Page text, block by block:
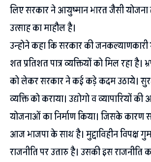
लिए सरकार ने आयुष्मान भारत जैसी योजना
उत्साह का माहौल है।
उन्होने कहा कि सरकार की
शत प्रतिशत पात्र व्यक्तियों को मिल रहा है।
को लेकर सरकार ने कई कड़े कदम उठाये।
व्यक्ति को कराया। उद्योगो व व्यापारियों
योजनाओं का निर्माण किया। जिसके कारण
आज भाजपा के साथ है। मुद्दाविहीन विपक्ष
राजनीति पर उतारु है। उसकी इस राजनीति